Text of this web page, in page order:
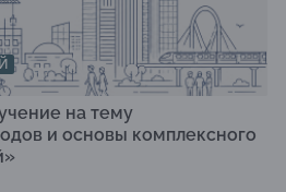
на тему
и основы комплексного